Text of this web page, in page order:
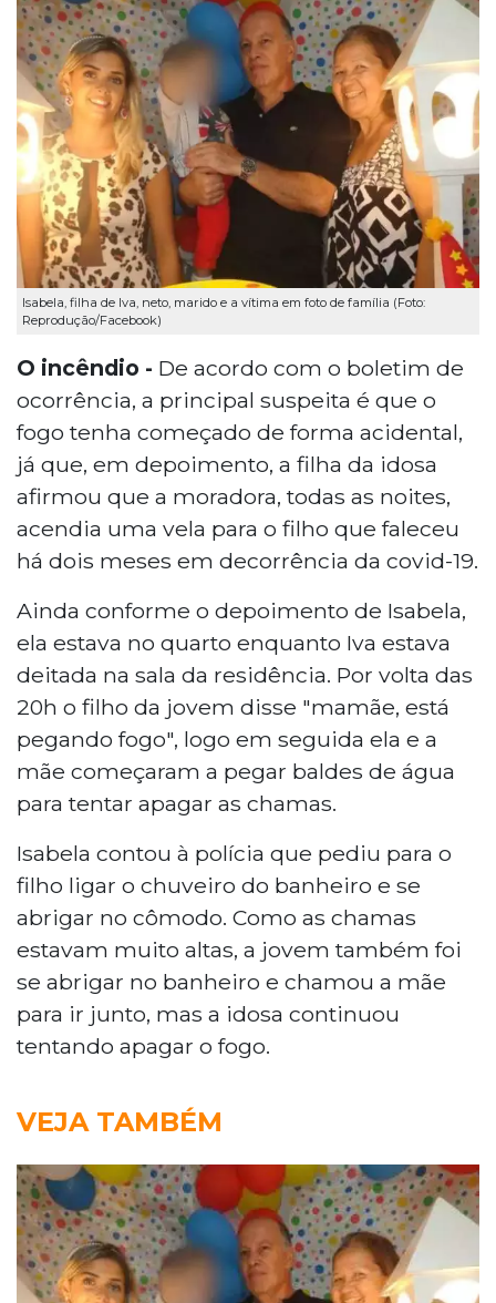
Isabela, filha de Iva, neto, marido e a vítima em foto de família (Foto:
Reprodução/Facebook)
O incêndio - De acordo com o boletim de
ocorrência, a principal suspeita é que o
fogo tenha começado de forma acidental,
já que, em depoimento, a filha da idosa
afirmou que a moradora, todas as noites,
acendia uma vela para o filho que faleceu
há dois meses em decorrência da covid-19.
Ainda conforme o depoimento de Isabela,
ela estava no quarto enquanto Iva estava
deitada na sala da residência. Por volta das
20h o filho da jovem disse "mamãe, está
pegando fogo", logo em seguida ela e a
mãe começaram a pegar baldes de água
para tentar apagar as chamas.
Isabela contou à polícia que pediu para o
filho ligar o chuveiro do banheiro e se
abrigar no cômodo. Como as chamas
estavam muito altas, a jovem também foi
se abrigar no banheiro e chamou a mãe
para ir junto, mas a idosa continuou
tentando apagar o fogo.
VEJA TAMBÉM